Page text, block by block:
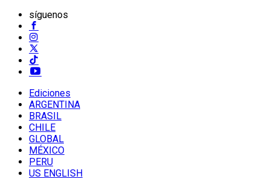
síguenos
Ediciones
ARGENTINA
BRASIL
CHILE
GLOBAL
MÉXICO
PERU
US ENGLISH